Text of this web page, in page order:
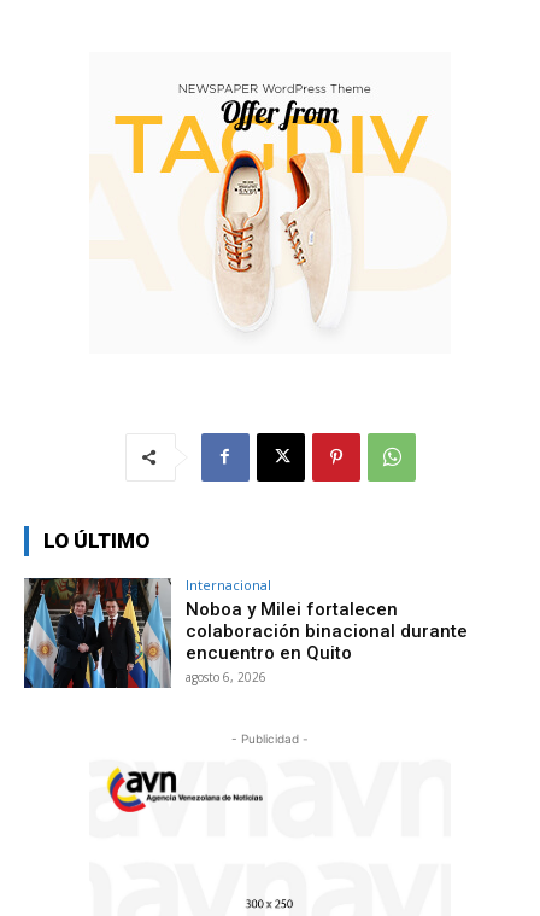
LO ÚLTIMO
Internacional
Noboa y Milei fortalecen
colaboración binacional durante
encuentro en Quito
agosto 6, 2026
- Publicidad -